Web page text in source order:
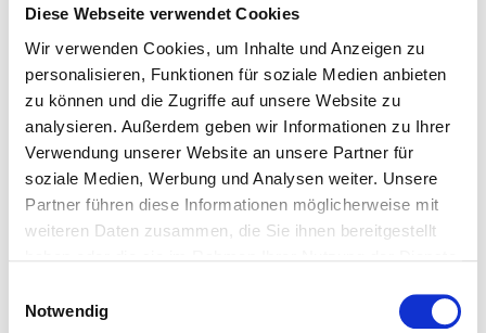
Diese Webseite verwendet Cookies
Wir verwenden Cookies, um Inhalte und Anzeigen zu
personalisieren, Funktionen für soziale Medien anbieten
zu können und die Zugriffe auf unsere Website zu
analysieren. Außerdem geben wir Informationen zu Ihrer
Verwendung unserer Website an unsere Partner für
soziale Medien, Werbung und Analysen weiter. Unsere
Partner führen diese Informationen möglicherweise mit
weiteren Daten zusammen, die Sie ihnen bereitgestellt
Notwendig
Vielfaches an finanzieller Absicherung durchgesetzt“,